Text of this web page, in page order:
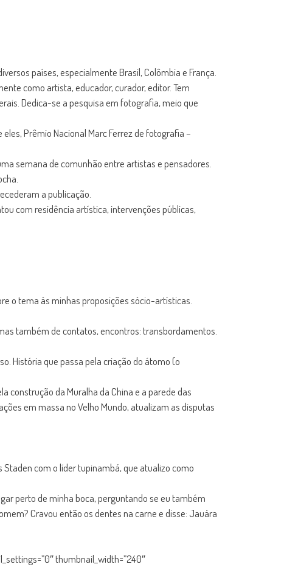
países, especialmente Brasil, Colômbia e França.
como artista, educador, curador, editor. Tem
Dedica-se a pesquisa em fotografia, meio que
Prêmio Nacional Marc Ferrez de fotografia –
semana de comunhão entre artistas e pensadores.
a publicação.
com residência artística, intervenções públicas,
o tema às minhas proposições sócio-artísticas.
também de contatos, encontros: transbordamentos.
História que passa pela criação do átomo (o
construção da Muralha da China e a parede das
em massa no Velho Mundo, atualizam as disputas
com o líder tupinambá, que atualizo como
perto de minha boca, perguntando se eu também
Cravou então os dentes na carne e disse: Jauára
thumbnail_width=”240″